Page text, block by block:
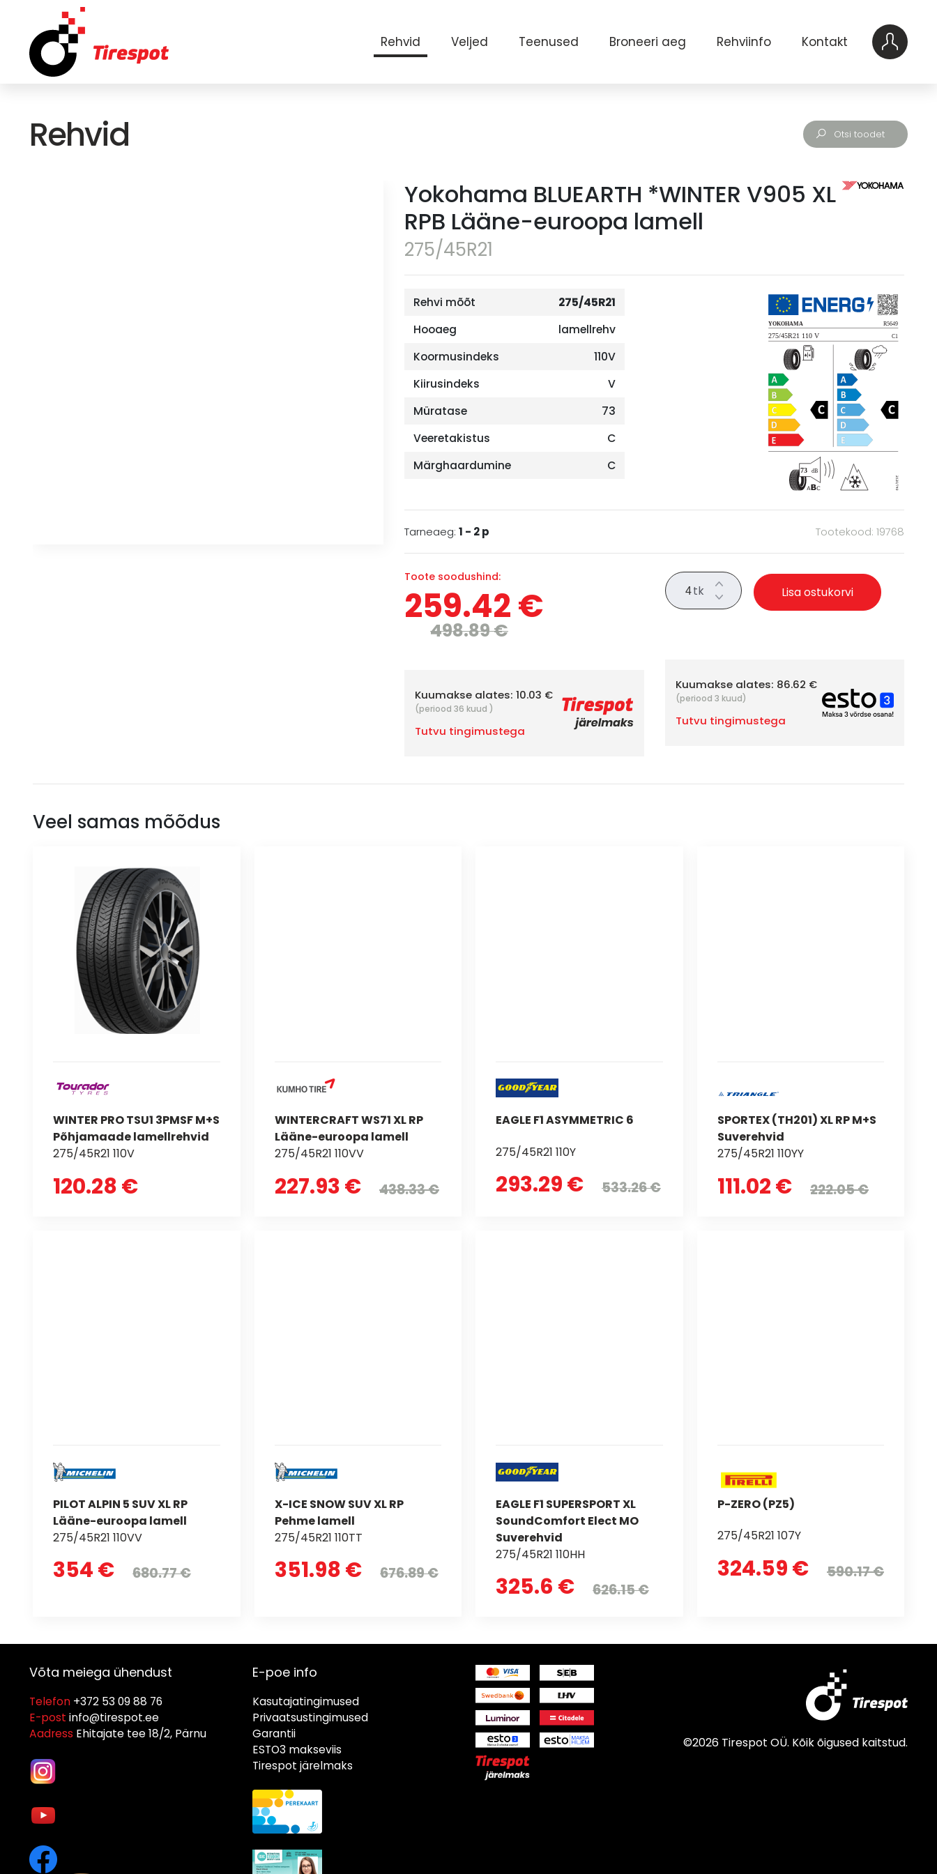
Rehvid Veljed Teenused Broneeri aeg Rehviinfo Kontakt
Rehvid
275/45R21
Yokohama BLUEARTH *WINTER V905 XL
RPB Lääne-euroopa lamell
Rehvi mõõt
275/45R21
Hooaeg
lamellrehv
Koormusindeks
110V
Kiirusindeks
V
Müratase
73
Veeretakistus
C
Märghaardumine
C
Tarneaeg:1 - 2 p Tootekood: 19768
Toote soodushind:
259.42 €
498.89 €
tk Lisa ostukorvi
Kuumakse alates:10.03 €
(periood 36 kuud )
Tutvu tingimustega
Kuumakse alates: 86.62 €
(periood 3 kuud)
Tutvu tingimustega
Veel samas mõõdus
WINTER PRO TSU1 3PMSF M+S
Põhjamaade lamellrehvid
275/45R21 110V
120.28 €
WINTERCRAFT WS71 XL RP
Lääne-euroopa lamell
275/45R21 110VV
227.93 € 438.33 €
EAGLE F1 ASYMMETRIC 6
275/45R21 110Y
293.29 € 533.26 €
SPORTEX (TH201) XL RP M+S
Suverehvid
275/45R21 110YY
111.02 € 222.05 €
PILOT ALPIN 5 SUV XL RP
Lääne-euroopa lamell
275/45R21 110VV
354 € 680.77 €
X-ICE SNOW SUV XL RP
Pehme lamell
275/45R21 110TT
351.98 € 676.89 €
EAGLE F1 SUPERSPORT XL
SoundComfort Elect MO
Suverehvid
275/45R21 110HH
325.6 € 626.15 €
P-ZERO (PZ5)
275/45R21 107Y
324.59 € 590.17 €
Võta meiega ühendust
Telefon +372 53 09 88 76
E-post info@tirespot.ee
Aadress Ehitajate tee 18/2, Pärnu
E-poe info
Kasutajatingimused
Privaatsustingimused
Garantii
ESTO3 makseviis
Tirespot järelmaks
©2026 Tirespot OÜ. Kõik õigused kaitstud.